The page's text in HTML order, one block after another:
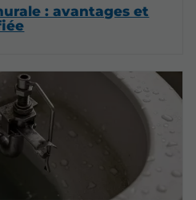
: avantages et